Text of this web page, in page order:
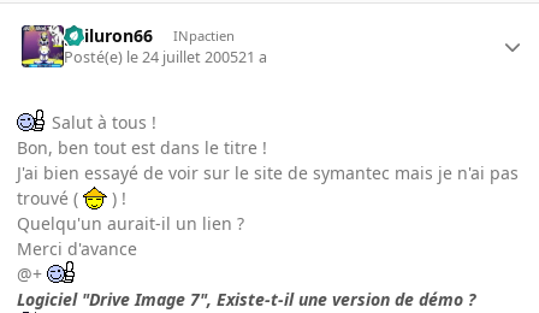
gailuron66 INpactien
Posté(e) le 24 juillet 200521 a
Salut à tous !
Bon, ben tout est dans le titre !
J'ai bien essayé de voir sur le site de symantec mais je n'ai pas
trouvé (
) !
Quelqu'un aurait-il un lien ?
Merci d'avance
@+
Logiciel "Drive Image 7", Existe-t-il une version de démo ?